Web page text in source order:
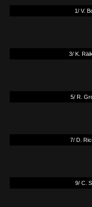
1/ V.
3/ K.
5/ R.
7/ D.
9/ C.